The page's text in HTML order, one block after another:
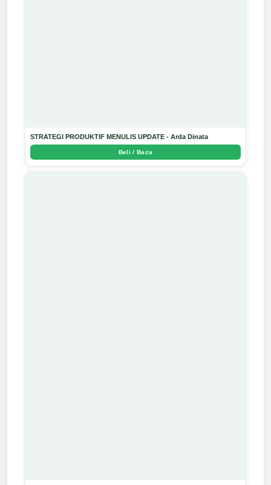
STRATEGI PRODUKTIF MENULIS UPDATE - Arda Dinata
Beli / Baca